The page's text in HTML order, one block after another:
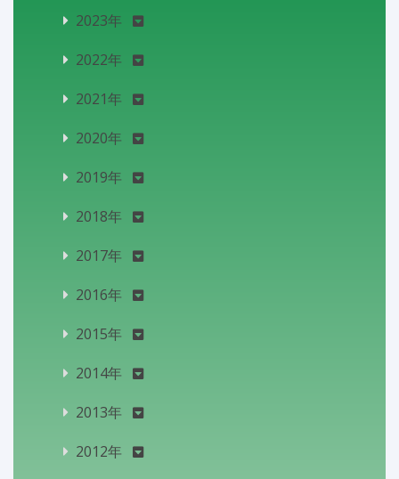
2023年
2022年
2021年
2020年
2019年
2018年
2017年
2016年
2015年
2014年
2013年
2012年